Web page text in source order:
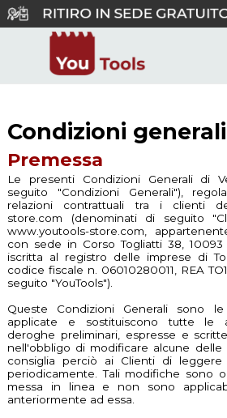
1
Condizioni
Premessa
Le presenti Condizioni Generali di
seguito "Condizioni Generali"),
relazioni contrattuali tra i clienti
store.com (denominati di seguito
www.youtools-store.com,
con sede in Corso Togliatti 38, 10093
iscritta al registro delle imprese di
codice fiscale n. 06010280011, REA
seguito "YouTools").
Queste Condizioni Generali sono
applicate e sostituiscono tutte le
deroghe preliminari, espresse e
nell'obbligo di modificare alcune delle
consiglia perciò ai Clienti di leggere
periodicamente. Tali modifiche sono
messa in linea e non sono
anteriormente ad essa.